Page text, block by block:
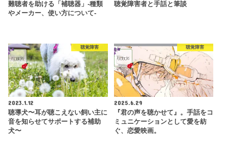
難聴者を助ける「補聴器」-種類
やメーカー、使い方について-
聴覚障害者と手話と筆談
聴覚障害
2023.1.12
聴導犬〜耳が聴こえない飼い主に
音を知らせてサポートする補助
犬〜
聴覚障害
2025.6.29
『君の声を聴かせて』。手話をコ
ミュニケーションとして愛を紡
ぐ、恋愛映画。